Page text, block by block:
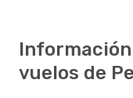
vuelos de